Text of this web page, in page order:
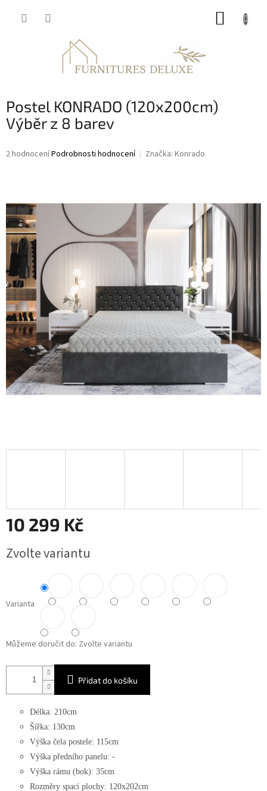
Postel KONRADO (120x200cm)
Výběr z 8 barev
Průměrné
z
5
hvězdiček.
2 hodnoceníPodrobnosti hodnocení Značka: Konrado
10 299 Kč
cena:
Zvolte variantu
Varianta
Můžeme doručit do: Zvolte variantu
Přidat do košíku
Délka: 210cm
Šířka: 130cm
Výška čela postele: 115cm
Výška předního panelu: -
Výška rámu (bok): 35cm
Rozměry spací plochy: 120x202cm